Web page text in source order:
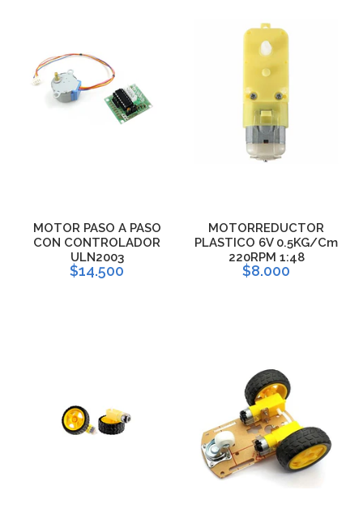
MOTOR PASO A PASO
CON CONTROLADOR
ULN2003
$14.500
MOTORREDUCTOR
PLASTICO 6V 0.5KG/Cm
220RPM 1:48
$8.000